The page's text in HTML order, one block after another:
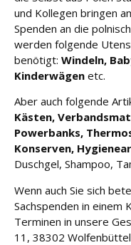
und Kollegen bringen
Spenden an die
werden folgende
benötigt: Windeln,
Kinderwägen etc.
Aber auch folgende
Kästen,
Powerbanks,
Konserven,
Duschgel, Shampoo,
Wenn auch Sie sich
Sachspenden in einem
Terminen in unsere
11, 38302